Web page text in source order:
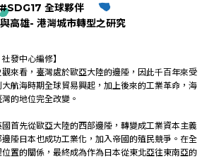
教育發展
研究成果
#SDG17 全球夥伴
高雄- 港灣城市轉型之研究
發中心編修】
來看，臺灣處於歐亞大陸的邊陲，因此千百年來受
航海時期全球貿易興起，加上後來的工業革命，海
的地位完全改變。
首先從歐亞大陸的西部邊陲，轉變成工業資本主義
陲日本也成功工業化，加入帝國的殖民競爭。在全
置的關係，最終成為作為日本從東北亞往東南亞的